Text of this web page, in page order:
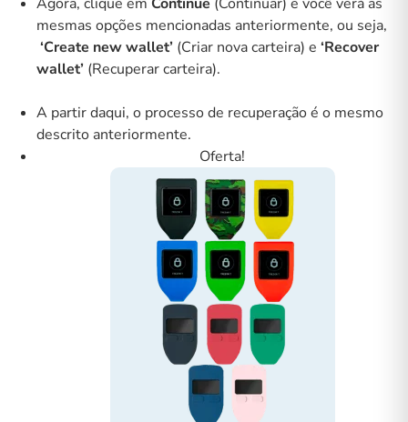
mesmas opções mencionadas anteriormente, ou seja,
‘Create new wallet’ (Criar nova carteira) e ‘Recover
wallet’ (Recuperar carteira).
A partir daqui, o processo de recuperação é o mesmo
descrito anteriormente.
Oferta!